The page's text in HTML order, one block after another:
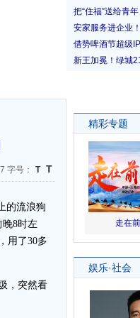
字号： T T
的流浪狗
晚8时左
用了30多
，突然看